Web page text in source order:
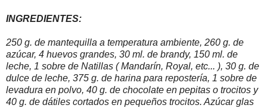
INGREDIENTES:
250 g. de mantequilla a temperatura ambiente, 260 g. de
azúcar, 4 huevos grandes, 30 ml. de brandy, 150 ml. de
leche, 1 sobre de Natillas ( Mandarín, Royal, etc... ), 30 g. de
dulce de leche, 375 g. de harina para repostería, 1 sobre de
levadura en polvo, 40 g. de chocolate en pepitas o trocitos y
40 g. de dátiles cortados en pequeños trocitos. Azúcar glas